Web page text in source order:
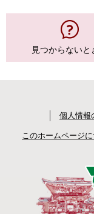
見つからないと
個人情報
このホームページ